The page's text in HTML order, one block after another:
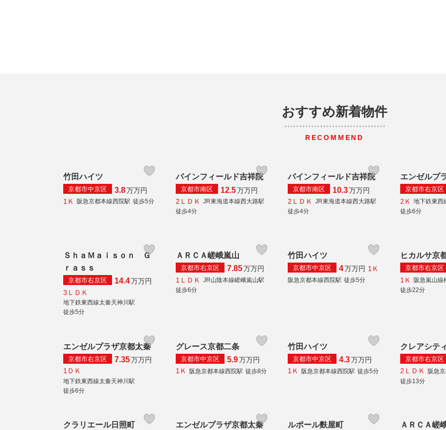
おすすめ新着物件
RECOMMEND
竹田ハイツ
京都市中京区 3.8万万円
1Ｋ
阪急京都本線西院駅 徒歩5分
パインフィールド吉祥院
京都市南区 12.5万万円
2ＬＤＫ
JR東海道本線西大路駅
徒歩4分
パインフィールド吉祥院
京都市南区 10.3万万円
2ＬＤＫ
JR東海道本線西大路駅
徒歩4分
エンゼルプ
京都市右京区
2Ｋ
地下鉄東西
徒歩6分
ＳｈａＭａｉｓｏｎ Ｇ
ｒａｓｓ
京都市右京区 14.4万万円
3ＬＤＫ
地下鉄東西線太秦天神川駅
徒歩5分
ＡＲＣＡ嵯峨嵐山
京都市右京区 7.85万万円
1ＬＤＫ
JR山陰本線嵯峨嵐山駅
徒歩6分
竹田ハイツ
京都市中京区 4万万円 1Ｋ
阪急京都本線西院駅 徒歩5分
ヒカルサ京
京都市右京区
1Ｋ
阪急嵐山線
徒歩22分
エンゼルプラザ京都太秦
京都市右京区 7.35万万円
1ＤＫ
地下鉄東西線太秦天神川駅
徒歩6分
グレース京都二条
京都市中京区 5.9万万円
1Ｋ 阪急京都本線西院駅 徒歩8分
竹田ハイツ
京都市中京区 4.3万万円
1Ｋ 阪急京都本線西院駅 徒歩5分
クレアシテ
京都市右京区
2ＬＤＫ 阪急
徒歩13分
クラリエール日照町 エンゼルプラザ京都太秦 ルポール麩屋町 ＡＲＣＡ嵯